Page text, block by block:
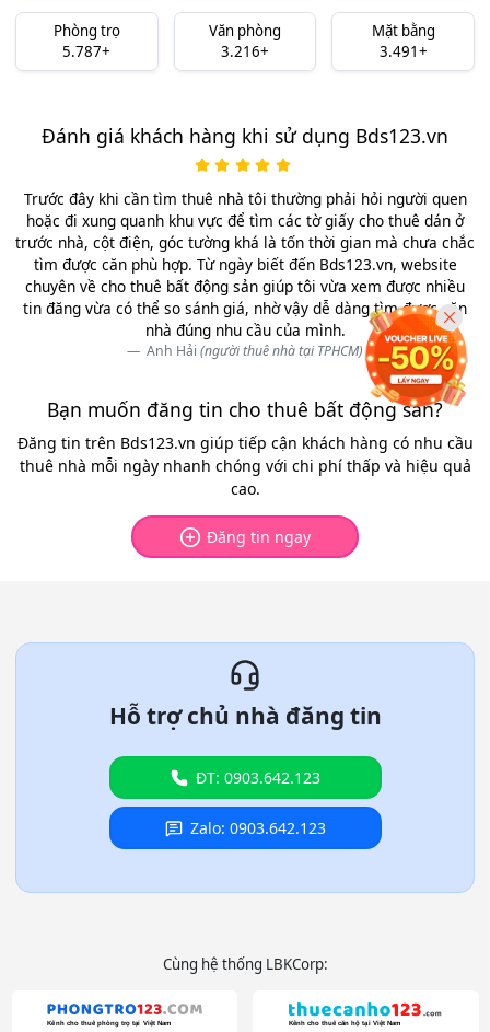
Phòng trọ
5.787+
Văn phòng
3.216+
Mặt bằng
3.491+
Đánh giá khách hàng khi sử dụng Bds123.vn
Trước đây khi cần tìm thuê nhà tôi thường phải hỏi người quen
hoặc đi xung quanh khu vực để tìm các tờ giấy cho thuê dán ở
trước nhà, cột điện, góc tường khá là tốn thời gian mà chưa chắc
tìm được căn phù hợp. Từ ngày biết đến Bds123.vn, website
chuyên về cho thuê bất động sản giúp tôi vừa xem được nhiều
tin đăng vừa có thể so sánh giá, nhờ vậy dễ dàng tìm được căn
nhà đúng nhu cầu của mình.
Anh Hải (người thuê nhà tại TPHCM)
Bạn muốn đăng tin cho thuê bất động sản?
Đăng tin trên Bds123.vn giúp tiếp cận khách hàng có nhu cầu
thuê nhà mỗi ngày nhanh chóng với chi phí thấp và hiệu quả
cao.
Đăng tin ngay
Hỗ trợ chủ nhà đăng tin
ĐT: 0903.642.123
Zalo: 0903.642.123
Cùng hệ thống LBKCorp: